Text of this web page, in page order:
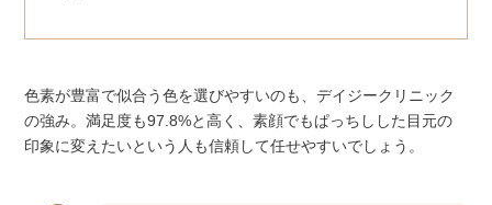
色素が豊富で似合う色を選びやすいのも、デイジークリニック
の強み。満足度も97.8%と高く、素顔でもぱっちしした目元の
印象に変えたいという人も信頼して任せやすいでしょう。